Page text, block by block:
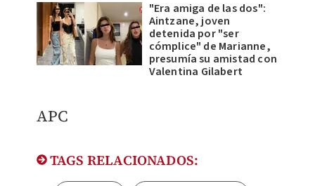
"Era amiga de las dos":
Aintzane, joven
detenida por "ser
cómplice" de Marianne,
presumía su amistad con
Valentina Gilabert
APC
TAGS RELACIONADOS: